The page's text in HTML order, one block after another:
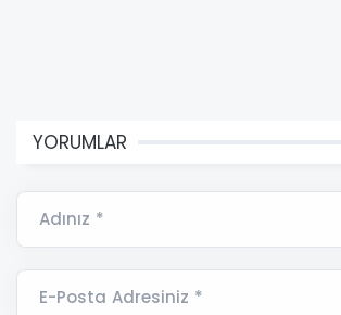
YORUMLAR
Adınız *
E-Posta Adresiniz *